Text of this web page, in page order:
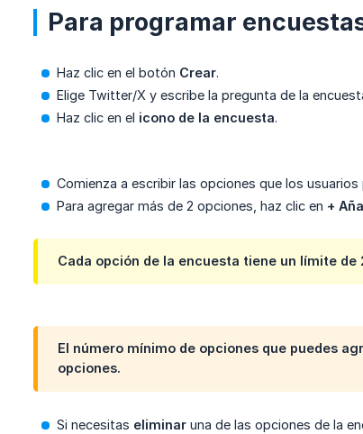
Para programar
Haz clic en el botón Crear.
Elige Twitter/X y escribe la pregunta de la
Haz clic en el icono de la encuesta.
Comienza a escribir las opciones que los usuarios
Para agregar más de 2 opciones, haz clic en +
Cada opción de la encuesta tiene un límite de
El número mínimo de opciones que puedes
opciones.
Si necesitas eliminar una de las opciones de la